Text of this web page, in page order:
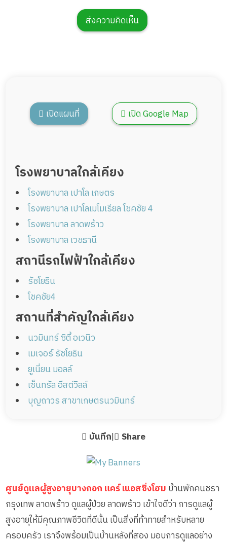
ส่งความคิดเห็น
เปิดแผนที่ เปิด Google Map
โรงพยาบาลใกล้เคียง
โรงพยาบาล เปาโล เกษตร
โรงพยาบาล เปาโลเมโมเรียล โชคชัย 4
โรงพยาบาล ลาดพร้าว
โรงพยาบาล เวชธานี
สถานีรถไฟฟ้าใกล้เคียง
รัชโยธิน
โชคชัย4
สถานที่สำคัญใกล้เคียง
นวมินทร์ ซิตี้ อเวนิว
เมเจอร์ รัชโยธิน
ยูเนี่ยน มอลล์
เซ็นทรัล อีสต์วิลล์
บุญถาวร สาขาเกษตรนวมินทร์
บันทึก| Share
ศูนย์ดูแลผู้สูงอายุบางกอก แคร์ เนอสซิ่งโฮม บ้านพักคนชรา
กรุงเทพ ลาดพร้าว ดูแลผู้ป่วย ลาดพร้าว เข้าใจดีว่า การดูแลผู้
สูงอายุให้มีคุณภาพชีวิตที่ดีนั้น เป็นสิ่งที่ท้าทายสำหรับหลาย
ครอบครัว เราจึงพร้อมเป็นบ้านหลังที่สอง มอบการดูแลอย่าง